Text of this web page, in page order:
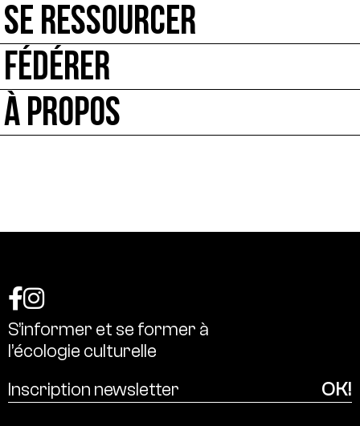
SE RESSOURCER
FÉDÉRER
À PROPOS
S’informer et se former à
l’écologie culturelle